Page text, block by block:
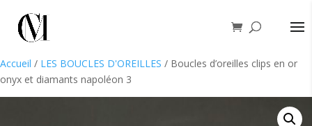
Accueil / LES BOUCLES D'OREILLES / Boucles d’oreilles clips en or
onyx et diamants napoléon 3